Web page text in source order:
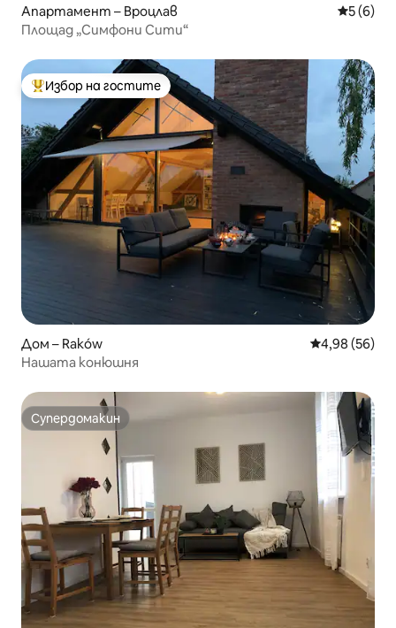
Апартамент – Вроцлав Средна
5 (6)
Площад „Симфони Сити“
Най-популярен избор на гостите
Избор на гостите
Дом – Raków Средна
4,98 (56)
Нашата конюшня
Супердомакин
Супердомакин